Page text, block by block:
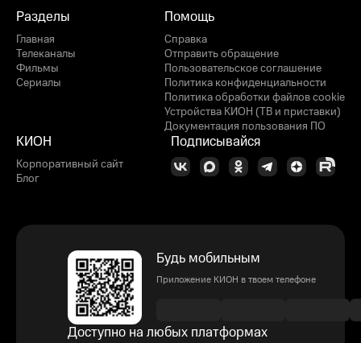
Разделы
Главная
Телеканалы
Фильмы
Сериалы
Помощь
Справка
Отправить обращение
Пользовательское соглашение
Политика конфиденциальности
Политика обработки файлов cookie
Устройства КИОН (ТВ и приставки)
Документация пользования ПО
КИОН
Корпоративный сайт
Блог
Подписывайся
Будь мобильным
Приложение КИОН в твоем телефоне
Доступно на любых платформах